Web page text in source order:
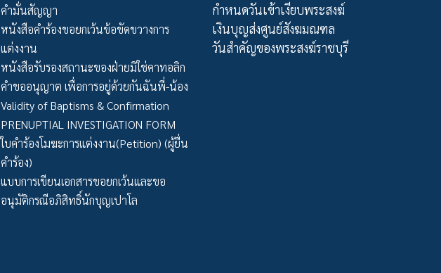
คำมั่นสัญญา
หนังสือคำร้องขอยกเว้นข้อขัดขวางการ
แต่งงาน
หนังสือรับรองสถานะของฝ่ายมิใช่คาทอลิก
คำขออนุญาต เพื่อการอยู่ด้วยกันฉันพี่-น้อง
Validity of Baptisms & Confirmation
PRENUPTIAL INVESTIGATION FORM
ใบคำร้องโมฆะการแต่งงาน(Petition) (ผู้ยื่น
คำร้อง)
แบบการเขียนเอกสารขอยกเว้นและขอ
อนุมัติกรณีอภิสิทธิ์นักบุญเปาโล
กำหนดวันเข้าเงียบพระสงฆ์
เงินบุญส่งศูนย์สังฆมณฑล
วันสำคัญของพระสงฆ์ราชบุรี